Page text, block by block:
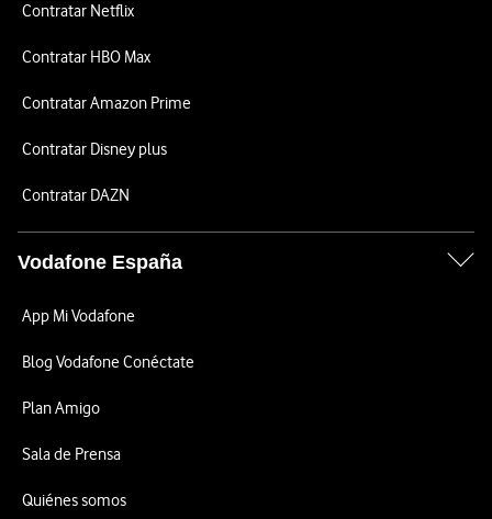
Contratar Netflix
Contratar HBO Max
Contratar Amazon Prime
Contratar Disney plus
Contratar DAZN
Vodafone España
App Mi Vodafone
Blog Vodafone Conéctate
Plan Amigo
Sala de Prensa
Quiénes somos